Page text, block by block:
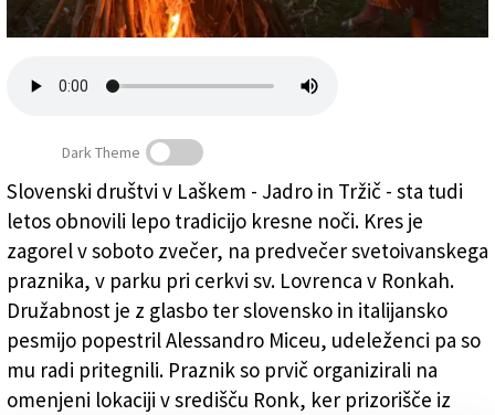
Založnik
V Ronkah zarajali ob kresu
Dark Theme
Slovenski društvi v Laškem - Jadro in Tržič - sta tudi
letos obnovili lepo tradicijo kresne noči. Kres je
zagorel v soboto zvečer, na predvečer svetoivanskega
praznika, v parku pri cerkvi sv. Lovrenca v Ronkah.
Družabnost je z glasbo ter slovensko in italijansko
pesmijo popestril Alessandro Miceu, udeleženci pa so
mu radi pritegnili. Praznik so prvič organizirali na
omenjeni lokaciji v središču Ronk, ker prizorišče iz